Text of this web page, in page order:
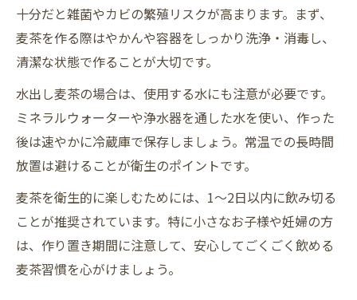
十分だと雑菌やカビの繁殖リスクが高まります。まず、
麦茶を作る際はやかんや容器をしっかり洗浄・消毒し、
清潔な状態で作ることが大切です。
水出し麦茶の場合は、使用する水にも注意が必要です。
ミネラルウォーターや浄水器を通した水を使い、作った
後は速やかに冷蔵庫で保存しましょう。常温での長時間
放置は避けることが衛生のポイントです。
麦茶を衛生的に楽しむためには、1～2日以内に飲み切る
ことが推奨されています。特に小さなお子様や妊婦の方
は、作り置き期間に注意して、安心してごくごく飲める
麦茶習慣を心がけましょう。